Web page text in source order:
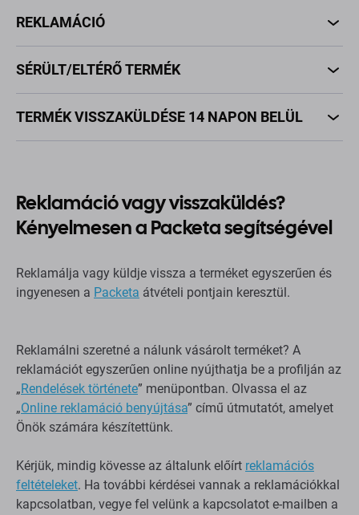
REKLAMÁCIÓ
SÉRÜLT/ELTÉRŐ TERMÉK
TERMÉK VISSZAKÜLDÉSE 14 NAPON BELÜL
Reklamáció vagy visszaküldés?
Kényelmesen a Packeta segítségével
Reklamálja vagy küldje vissza a terméket egyszerűen és
ingyenesen a Packeta átvételi pontjain keresztül.
Reklamálni szeretné a nálunk vásárolt terméket? A
reklamációt egyszerűen online nyújthatja be a profilján az
„Rendelések története” menüpontban. Olvassa el az
„Online reklamáció benyújtása” című útmutatót, amelyet
Önök számára készítettünk.
Kérjük, mindig kövesse az általunk előírt reklamációs
feltételeket. Ha további kérdései vannak a reklamációkkal
kapcsolatban, vegye fel velünk a kapcsolatot e-mailben a